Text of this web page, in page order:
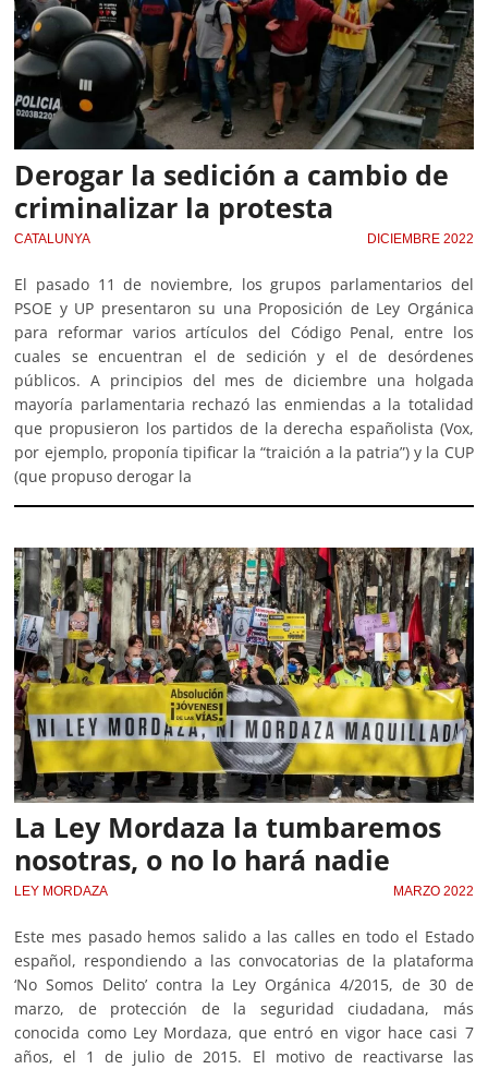
Derogar la sedición a cambio de
criminalizar la protesta
CATALUNYA DICIEMBRE 2022
El pasado 11 de noviembre, los grupos parlamentarios del
PSOE y UP presentaron su una Proposición de Ley Orgánica
para reformar varios artículos del Código Penal, entre los
cuales se encuentran el de sedición y el de desórdenes
públicos. A principios del mes de diciembre una holgada
mayoría parlamentaria rechazó las enmiendas a la totalidad
que propusieron los partidos de la derecha españolista (Vox,
por ejemplo, proponía tipificar la “traición a la patria”) y la CUP
(que propuso derogar la
La Ley Mordaza la tumbaremos
nosotras, o no lo hará nadie
LEY MORDAZA MARZO 2022
Este mes pasado hemos salido a las calles en todo el Estado
español, respondiendo a las convocatorias de la plataforma
‘No Somos Delito’ contra la Ley Orgánica 4/2015, de 30 de
marzo, de protección de la seguridad ciudadana, más
conocida como Ley Mordaza, que entró en vigor hace casi 7
años, el 1 de julio de 2015. El motivo de reactivarse las